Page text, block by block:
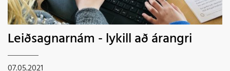
Leiðsagnarnám - lykill að árangri
07.05.2021